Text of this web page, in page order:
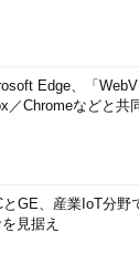
Edge、「
／Chromeなどと共
とGE、産業IoT分
見据え